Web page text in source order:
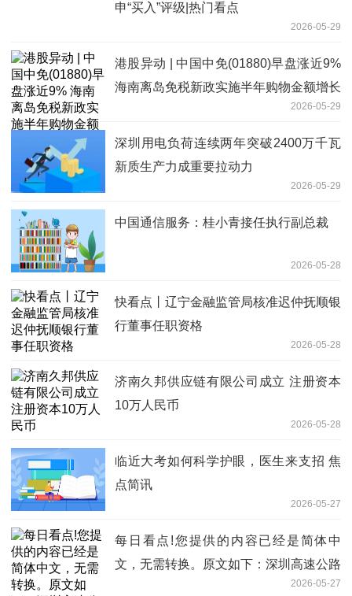
申“买入”评级|热门看点
2026-05-29
港股异动 | 中国中免(01880)早盘涨近9%
海南离岛免税新政实施半年购物金额增长
2026-05-29
深圳用电负荷连续两年突破2400万千瓦
新质生产力成重要拉动力
2026-05-29
中国通信服务：桂小青接任执行副总裁
2026-05-28
快看点丨辽宁金融监管局核准迟仲抚顺银
行董事任职资格
2026-05-28
济南久邦供应链有限公司成立 注册资本
10万人民币
2026-05-28
临近大考如何科学护眼，医生来支招 焦
点简讯
2026-05-27
每日看点!您提供的内容已经是简体中
文，无需转换。原文如下：深圳高速公路
股份（00548.HK）4月路费收入：广深
2026-05-27